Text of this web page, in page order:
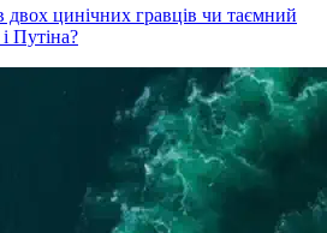
двох цинічних гравців чи таємний
Путіна?